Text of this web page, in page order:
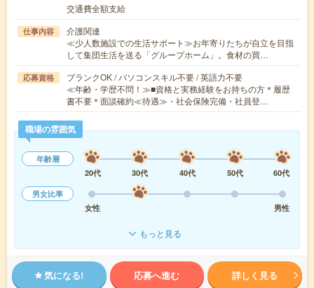
交通費全額支給
仕事内容
介護関連
≪少人数施設での生活サポート≫お年寄りたちが自立を目指
して集団生活を送る「グループホーム」。食材の買…
応募資格
ブランクOK / パソコンスキル不要 / 英語力不要
≪年齢・学歴不問！≫■資格と実務経験をお持ちの方＊履歴
書不要＊面談確約≪待遇≫・社会保険完備・社員登…
職場の雰囲気
年齢層
20代
30代 40代 50代
60代
男女比率
女性
男性
もっと見る
気になる! 応募へ進む 詳しく見る